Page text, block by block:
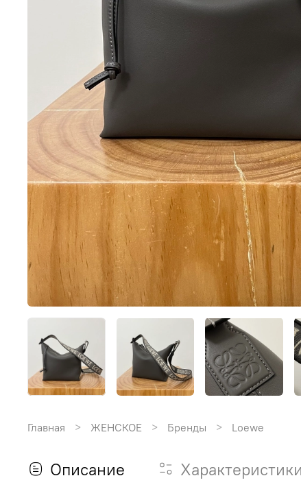
Главная ЖЕНСКОЕ Бренды Loewe
Описание Характеристики